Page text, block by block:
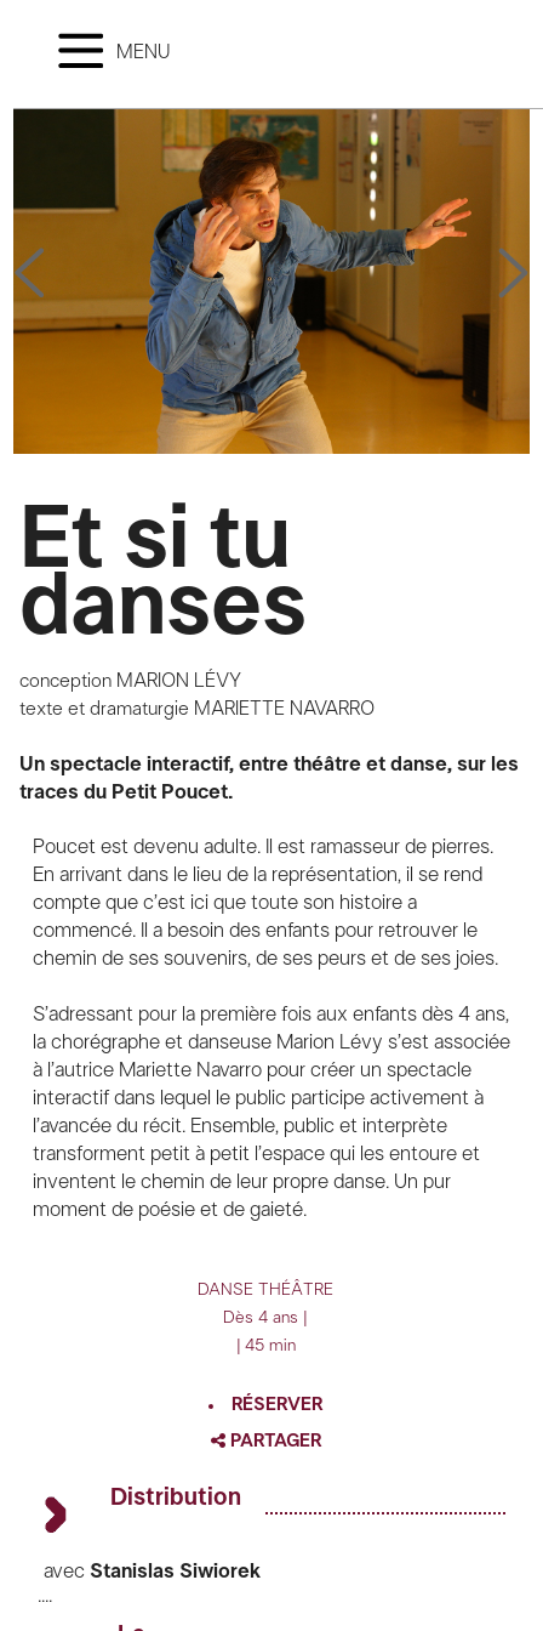
MENU
Et si tu
danses
conception MARION LÉVY
texte et dramaturgie MARIETTE NAVARRO
Un spectacle interactif, entre théâtre et danse, sur les
traces du Petit Poucet.
Poucet est devenu adulte. Il est ramasseur de pierres.
En arrivant dans le lieu de la représentation, il se rend
compte que c’est ici que toute son histoire a
commencé. Il a besoin des enfants pour retrouver le
chemin de ses souvenirs, de ses peurs et de ses joies.
S’adressant pour la première fois aux enfants dès 4 ans,
la chorégraphe et danseuse Marion Lévy s’est associée
à l’autrice Mariette Navarro pour créer un spectacle
interactif dans lequel le public participe activement à
l’avancée du récit. Ensemble, public et interprète
transforment petit à petit l’espace qui les entoure et
inventent le chemin de leur propre danse. Un pur
moment de poésie et de gaieté.
DANSE THÉÂTRE
Dès 4 ans |
| 45 min
RÉSERVER
PARTAGER
Distribution
avec Stanislas Siwiorek
costumes
....